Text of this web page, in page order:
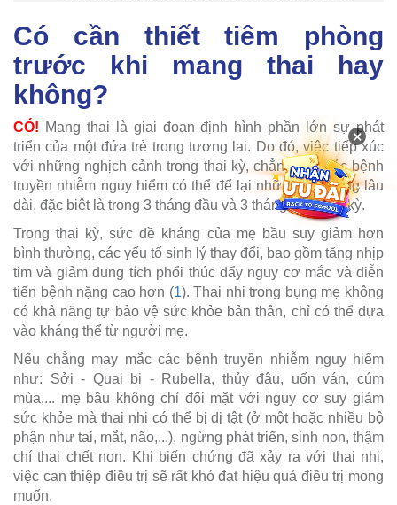
Có cần thiết tiêm phòng
trước khi mang thai hay
không?
CÓ! Mang thai là giai đoạn định hình phần lớn sự phát
triển của một đứa trẻ trong tương lai. Do đó, việc tiếp xúc
với những nghịch cảnh trong thai kỳ, chẳng hạn các bệnh
truyền nhiễm nguy hiểm có thể để lại những di chứng lâu
dài, đặc biệt là trong 3 tháng đầu và 3 tháng cuối thai kỳ.
Trong thai kỳ, sức đề kháng của mẹ bầu suy giảm hơn
bình thường, các yếu tố sinh lý thay đổi, bao gồm tăng nhịp
tim và giảm dung tích phổi thúc đẩy nguy cơ mắc và diễn
tiến bệnh nặng cao hơn (1). Thai nhi trong bụng mẹ không
có khả năng tự bảo vệ sức khỏe bản thân, chỉ có thể dựa
vào kháng thể từ người mẹ.
Nếu chẳng may mắc các bệnh truyền nhiễm nguy hiểm
như: Sởi - Quai bị - Rubella, thủy đậu, uốn ván, cúm
mùa,... mẹ bầu không chỉ đối mặt với nguy cơ suy giảm
sức khỏe mà thai nhi có thể bị dị tật (ở một hoặc nhiều bộ
phận như tai, mắt, não,...), ngừng phát triển, sinh non, thậm
chí thai chết non. Khi biến chứng đã xảy ra với thai nhi,
việc can thiệp điều trị sẽ rất khó đạt hiệu quả điều trị mong
muốn.
×